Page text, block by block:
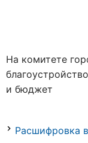
На комитете
и бюджет
Расшифровка